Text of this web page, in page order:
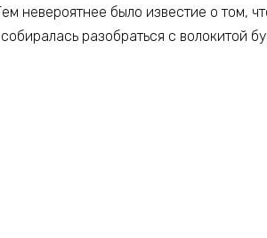
невероятнее было известие о том,
разобраться с волокитой